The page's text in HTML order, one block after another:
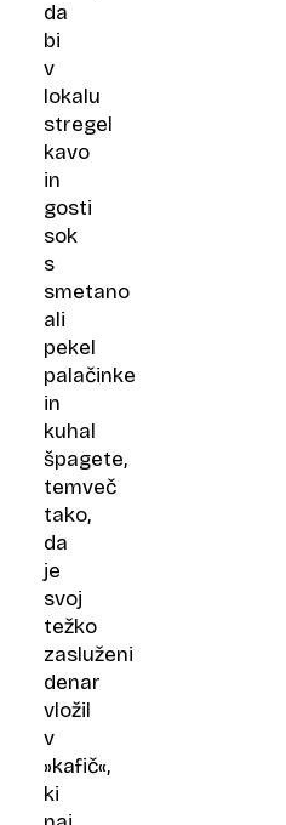
da
bi
v
lokalu
stregel
kavo
in
gosti
sok
s
smetano
ali
pekel
palačinke
in
kuhal
špagete,
temveč
tako,
da
je
svoj
težko
zasluženi
denar
vložil
v
»kafič«,
ki